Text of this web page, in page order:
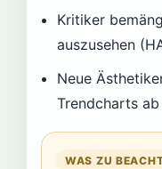
Kritiker
auszusehen
Neue
Trendcharts ab
WAS ZU